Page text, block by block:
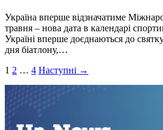
Україна вперше відзначатиме
травня – нова дата в календарі
Україні вперше доєднаються до
дня біатлону,…
Пагінація
записів
1 2 … 4 Наступні →